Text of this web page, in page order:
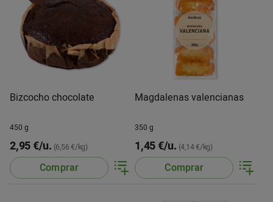
Bizcocho chocolate
450 g
2,95 €/u. (6,56 €/kg)
Comprar
Magdalenas valencianas
350 g
1,45 €/u. (4,14 €/kg)
Comprar